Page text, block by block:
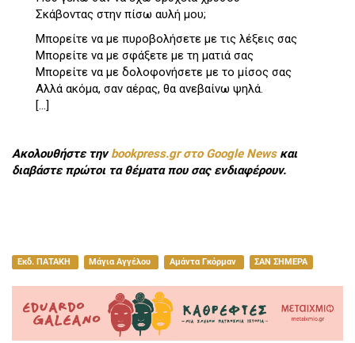
Σκάβοντας στην πίσω αυλή μου;
Μπορείτε να με πυροβολήσετε με τις λέξεις σας
Μπορείτε να με σφάξετε με τη ματιά σας
Μπορείτε να με δολοφονήσετε με το μίσος σας
Αλλά ακόμα, σαν αέρας, θα ανεβαίνω ψηλά.
[...]
Ακολουθήστε τηνbookpress.gr στο Google Newsκαι
διαβάστε πρώτοι τα θέματα που σας ενδιαφέρουν.
Εκδ. ΠΑΤΑΚΗ Μάγια Αγγέλου Αμάντα Γκόρμαν ΣΑΝ ΣΗΜΕΡΑ